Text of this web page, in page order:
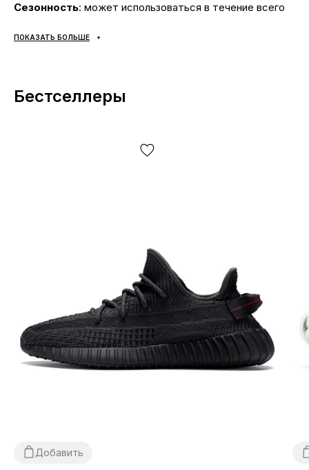
Сезонность: может использоваться в течение всего
Производитель: Adidas.
Все товары доставляются исключительно компанией
«НОВАЯ ПОЧТА», никаких других вариантов доставки
отделении почты. Стоимость доставки товара и
подошло — покупатель может абсолютно бесплатно
отказаться от посылки на отделении почты!
*В зависимости от настроек и качества работы
Вашего гаджета цвет товара, что изображен на фото,
может незначительно отличаться от реального!
расположение этикеток, бирок, их форма, размер или
ПОКАЗАТЬ БОЛЬШЕ
Бестселлеры
Добавить